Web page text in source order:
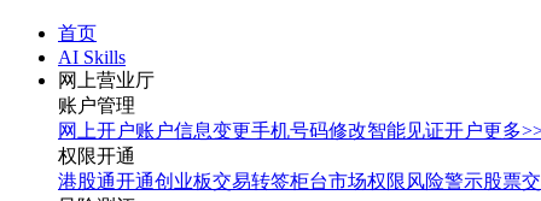
首页
AI Skills
网上营业厅
账户管理
网上开户账户信息变更手机号码修改智能见证开户更多
权限开通
港股通开通创业板交易转签柜台市场权限风险警示股票